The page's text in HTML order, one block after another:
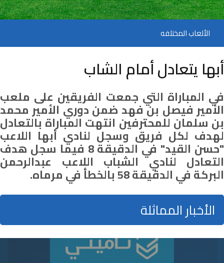
الألعاب المختلفه
أبها يتعادل أمام الشاب
في المباراة التي جمعت الفريقين على ملعب
الأمير فيصل بن فهد ضمن دوري الأمير محمد
بن سلمان للمحترفين انتهت المباراة بالتعادل
لهدف لكل فريق وسجل لنادي أبها اللاعب
"حسن القيد" في الدقيقة 8 فيما سجل هدف
التعادل لنادي الشباب اللاعب عبدالرحمن
البركة في الدقيقة 58 بالخطأ في مرماه.
الأخبار المماثلة